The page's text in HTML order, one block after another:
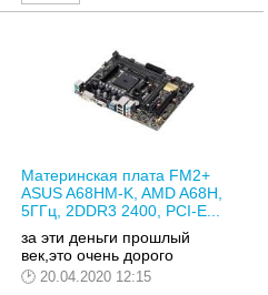
Материнская плата FM2+
ASUS A68HM-K, AMD A68H,
5ГГц, 2DDR3 2400, PCI-E...
за эти деньги прошлый
век,это очень дорого
20.04.2020 12:15